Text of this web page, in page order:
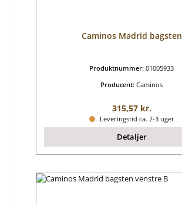
Caminos Madrid bagsten
Produktnummer: 01005933
Producent: Caminos
Almindelig pris:
315,57 kr.
Leveringstid ca. 2-3 uger
Detaljer